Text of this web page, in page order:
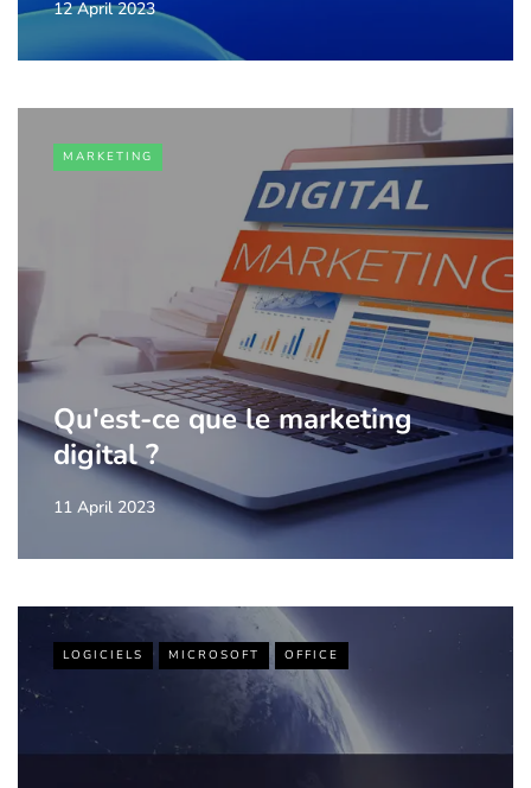
12 April 2023
MARKETING
Qu'est-ce que le marketing
digital ?
11 April 2023
LOGICIELS MICROSOFT OFFICE